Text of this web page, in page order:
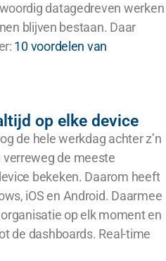
datagedreven werken
blijven bestaan. Daar
10 voordelen van
op elke device
de hele werkdag achter z’n
de meeste
bekeken. Daarom heeft
iOS en Android. Daarmee
op elk moment en
de dashboards. Real-time